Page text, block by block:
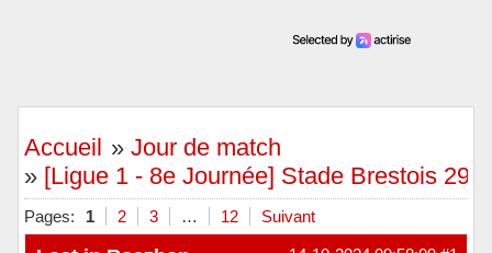
Accueil »Jour de match
» [Ligue 1 - 8e Journée] Stade Brestois 29
Pages: 1 2 3 … 12 Suivant